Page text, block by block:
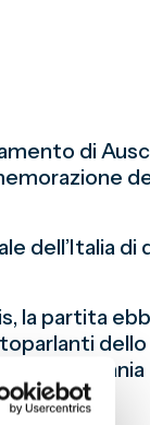
di
dell’Italia di
la partita
e la Germania